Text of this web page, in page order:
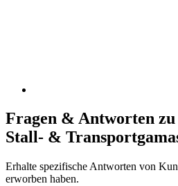
Fragen & Antworten zu
Stall- &
Erhalte spezifische Antworten von
erworben haben.